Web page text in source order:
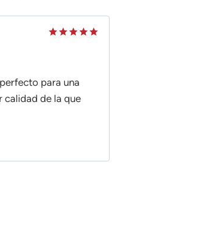
para una
calidad de la que